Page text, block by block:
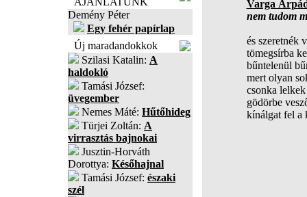
Demény Péter
Egy fehér papírlap
Új maradandokkok
Szilasi Katalin: A
haldokló
Tamási József:
üvegember
Nemes Máté: Hűtőhideg
Türjei Zoltán: A
virrasztás bajnokai
Jusztin-Horváth
Dorottya: Későhajnal
Tamási József: északi
szél
Varga
nem tudom
és szeretnék
tömegsírba
bűntelenül
mert olyan
csonka
gödörbe
kínálgat fel a